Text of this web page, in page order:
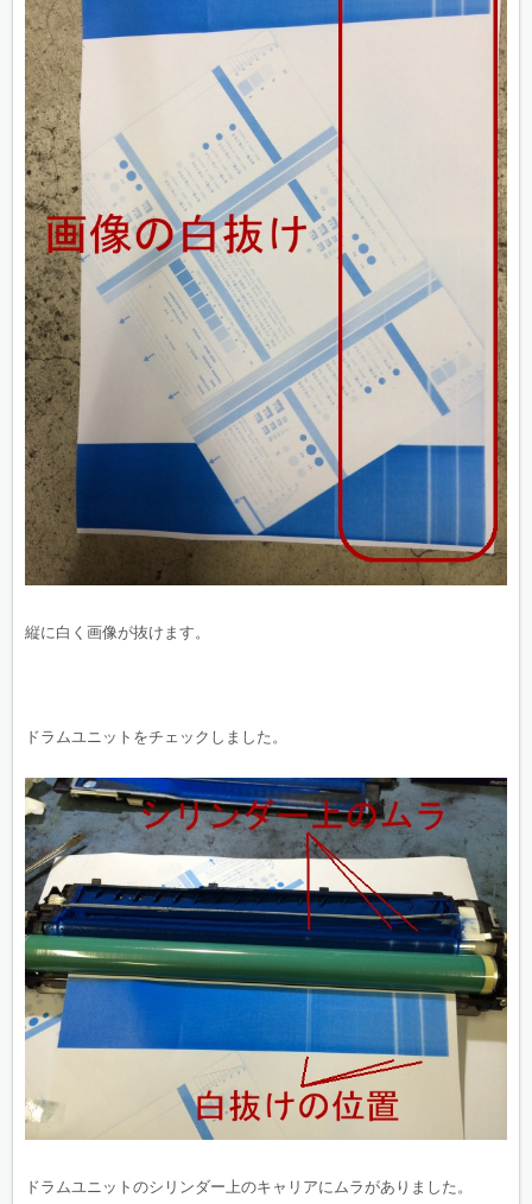
縦に白く画像が抜けます。
ドラムユニットをチェックしました。
ドラムユニットのシリンダー上のキャリアにムラがありました。